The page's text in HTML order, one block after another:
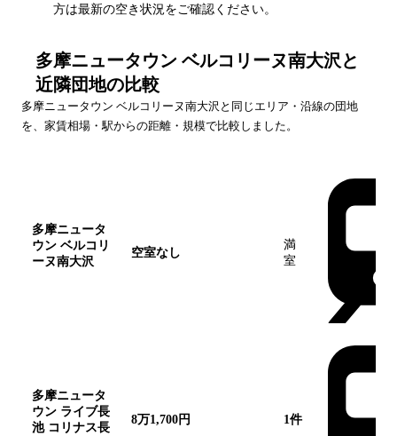
方は最新の空き状況をご確認ください。
多摩ニュータウン ベルコリーヌ南大沢 と
近隣団地の比較
多摩ニュータウン ベルコリーヌ南大沢 と同じエリア・沿線の団地
を、家賃相場・駅からの距離・規模で比較しました。
多摩ニュータ
ウン ベルコリ
ーヌ南大沢
空室なし
満
室
多摩ニュータ
ウン ライブ長
池 コリナス長
8万1,700円 1件